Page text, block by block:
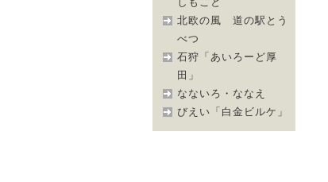
北欧の風 道の駅とう
べつ
石狩「あいろーど厚
田」
なないろ・ななえ
びえい「白金ビルケ」